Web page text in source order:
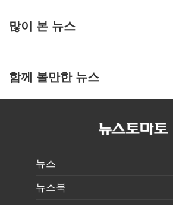
많이 본 뉴스
함께 볼만한 뉴스
뉴스
뉴스북